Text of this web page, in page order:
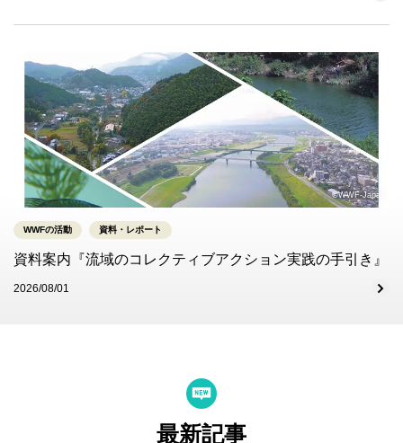
©WWF-Japan
WWFの活動 資料・レポート
資料案内『流域のコレクティブアクション実践の手引き』
2026/08/01
最新記事